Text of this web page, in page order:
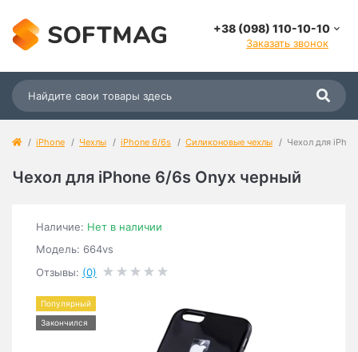
+38 (098) 110-10-10
Заказать звонок
iPhone Чехлы iPhone 6/6s Силиконовые чехлы Чехол для
Чехол для iPhone 6/6s Onyx черный
Наличие: Нет в наличии
Модель: 664vs
Отзывы: (0)
Популярный
Закончился